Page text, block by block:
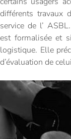
différents travaux
service de l’
est formalisée et
logistique. Elle
d’évaluation de